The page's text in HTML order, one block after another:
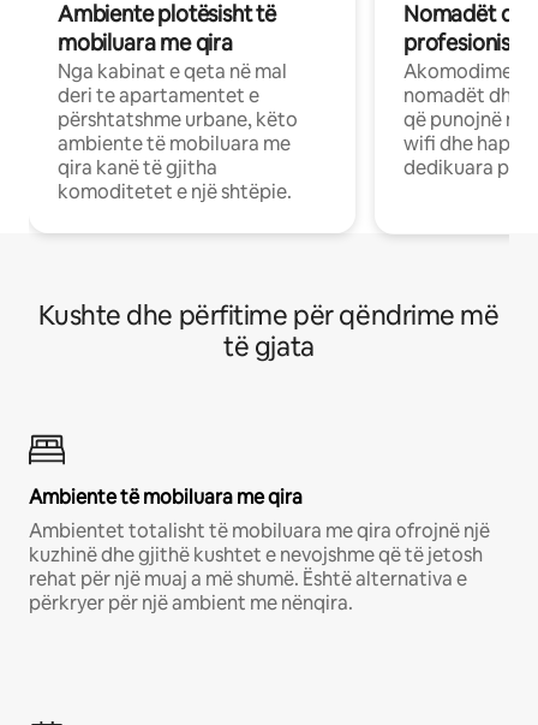
Ambiente plotësisht të
mobiluara me qira
Nga kabinat e qeta në mal
deri te apartamentet e
përshtatshme urbane, këto
ambiente të mobiluara me
qira kanë të gjitha
komoditetet e një shtëpie.
Nomadët
Akomodime
nomadët dhe
që punojnë në
wifi dhe
dedikuara
Kushte dhe përfitime për qëndrime më
të gjata
Ambiente të mobiluara me qira
Ambientet totalisht të mobiluara me qira ofrojnë një
kuzhinë dhe gjithë kushtet e nevojshme që të jetosh
rehat për një muaj a më shumë. Është alternativa e
përkryer për një ambient me nënqira.